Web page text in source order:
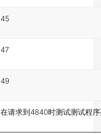
45
47
49
在请求到4840时测试测试程